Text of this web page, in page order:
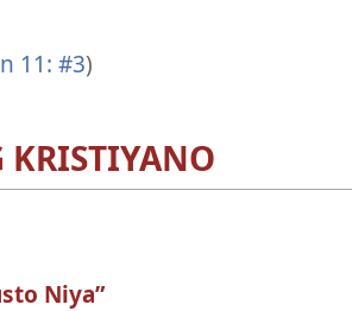
11: #3)
Niya”